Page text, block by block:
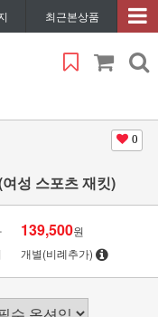
최근본상품
0
성 스포츠 재킷)
139,500원
개별(비례추가)